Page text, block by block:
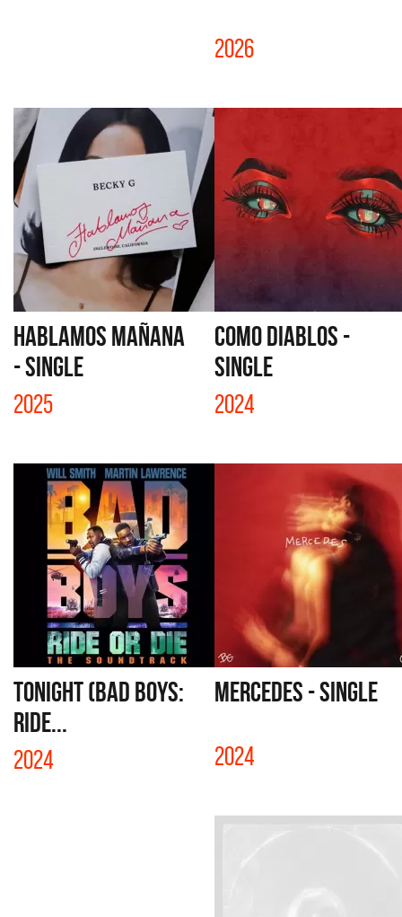
2026
HABLAMOS MAÑANA
- SINGLE
2025
COMO DIABLOS -
SINGLE
2024
TONIGHT (BAD BOYS:
RIDE...
2024
MERCEDES - SINGLE
2024